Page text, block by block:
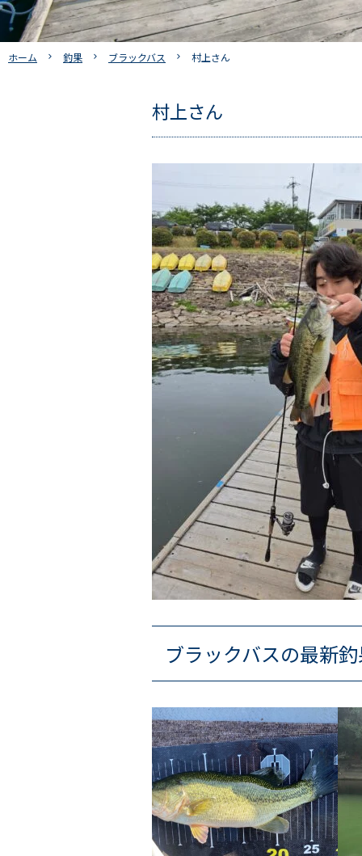
ホーム 釣果 ブラックバス 村上さん
村上さん
ブラックバスの最新